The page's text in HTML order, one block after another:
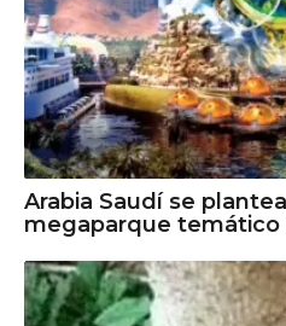
Arabia Saudí se
megaparque temático